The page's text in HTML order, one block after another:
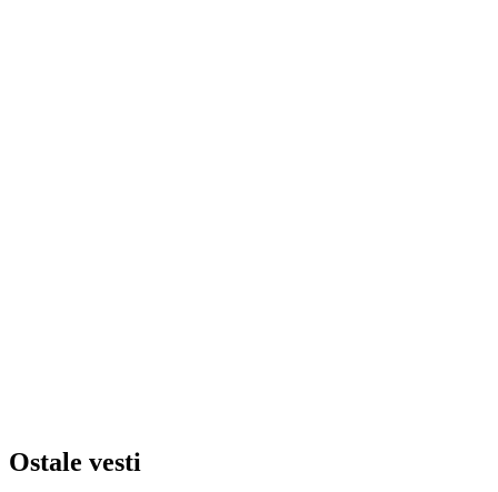
Ostale vesti